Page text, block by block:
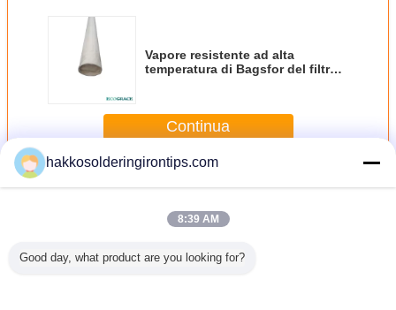
Vapore resistente ad alta
temperatura di Bagsfor del filtro
Continua
PiùEliminatore del vapore
hakkosolderingirontips.com
8:39 AM
Good day, what product are you looking for?